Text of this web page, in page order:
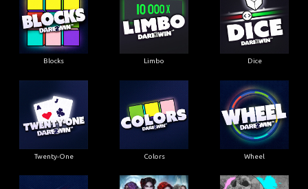
Blocks Limbo Dice
Twenty-One Colors Wheel